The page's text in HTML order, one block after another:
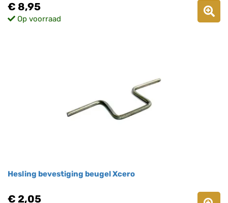
€ 8,95
Op voorraad
Hesling bevestiging beugel Xcero
€ 2,05